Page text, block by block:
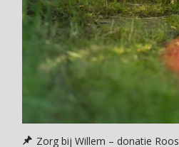
Zorg bij Willem – donatie Roos